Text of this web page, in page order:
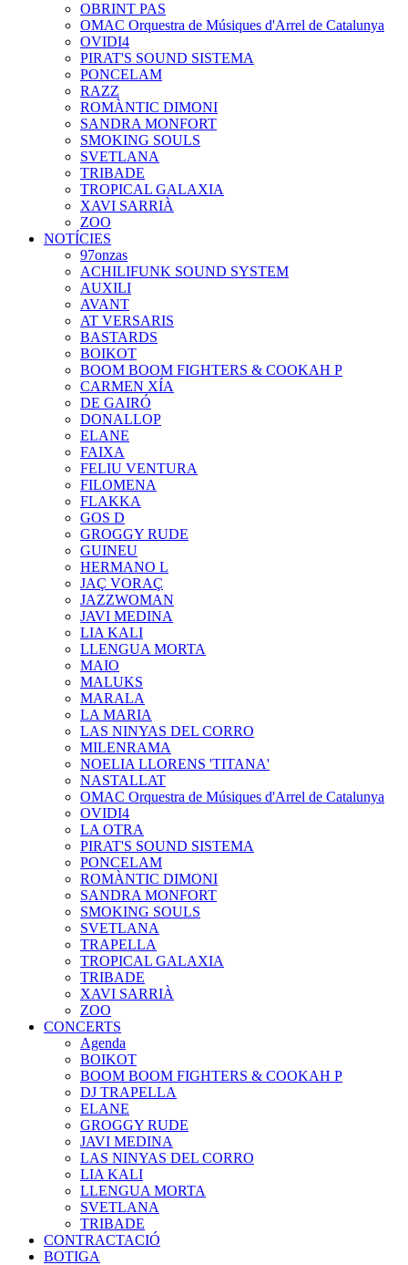
OBRINT PAS
OMAC Orquestra de Músiques d'Arrel de Catalunya
OVIDI4
PIRAT'S SOUND SISTEMA
PONCELAM
RAZZ
ROMÀNTIC DIMONI
SANDRA MONFORT
SMOKING SOULS
SVETLANA
TRIBADE
TROPICAL GALAXIA
XAVI SARRIÀ
ZOO
NOTÍCIES
97onzas
ACHILIFUNK SOUND SYSTEM
AUXILI
AVANT
AT VERSARIS
BASTARDS
BOIKOT
BOOM BOOM FIGHTERS & COOKAH P
CARMEN XÍA
DE GAIRÓ
DONALLOP
ELANE
FAIXA
FELIU VENTURA
FILOMENA
FLAKKA
GOS D
GROGGY RUDE
GUINEU
HERMANO L
JAÇ VORAÇ
JAZZWOMAN
JAVI MEDINA
LIA KALI
LLENGUA MORTA
MAIO
MALUKS
MARALA
LA MARIA
LAS NINYAS DEL CORRO
MILENRAMA
NOELIA LLORENS 'TITANA'
NASTALLAT
OMAC Orquestra de Músiques d'Arrel de Catalunya
OVIDI4
LA OTRA
PIRAT'S SOUND SISTEMA
PONCELAM
ROMÀNTIC DIMONI
SANDRA MONFORT
SMOKING SOULS
SVETLANA
TRAPELLA
TROPICAL GALAXIA
TRIBADE
XAVI SARRIÀ
ZOO
CONCERTS
Agenda
BOIKOT
BOOM BOOM FIGHTERS & COOKAH P
DJ TRAPELLA
ELANE
GROGGY RUDE
JAVI MEDINA
LAS NINYAS DEL CORRO
LIA KALI
LLENGUA MORTA
SVETLANA
TRIBADE
CONTRACTACIÓ
BOTIGA